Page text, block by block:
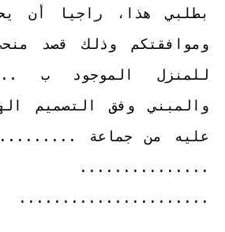
بطلبي هذا، راجيا أن
وموافقتكم وذلك قصد
للمنزل الموجود
والمبني وفق التصميم
عليه من جماعة
...............
......................